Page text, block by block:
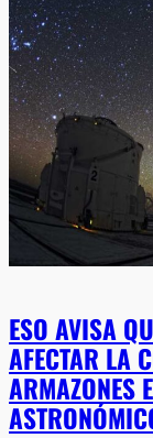
ESO AVISA
AFECTAR LA
ARMAZONES